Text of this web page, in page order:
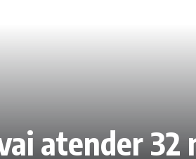
atender